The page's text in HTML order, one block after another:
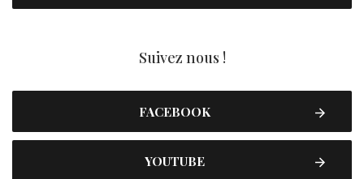
Suivez nous !
FACEBOOK
YOUTUBE